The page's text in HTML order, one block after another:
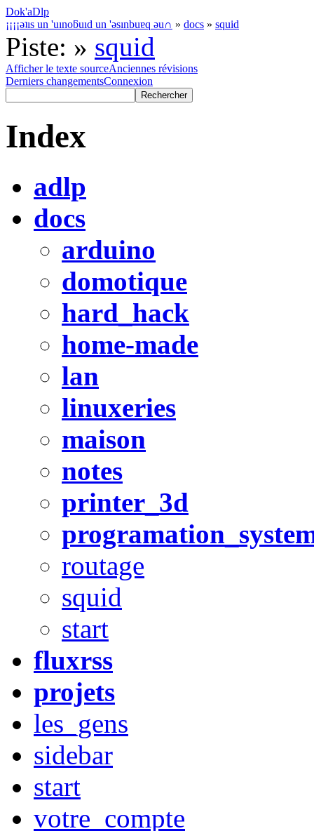
Dok'aDlp
¡¡¡¡ǝʇıs un 'uınoƃuıd un 'ǝsınbuɐq ǝu∩ » docs » squid
Piste: » squid
Afficher le texte sourceAnciennes révisions
Derniers changementsConnexion
Index
adlp
docs
arduino
domotique
hard_hack
home-made
lan
linuxeries
maison
notes
printer_3d
routage
squid
start
fluxrss
projets
les_gens
sidebar
start
votre_compte